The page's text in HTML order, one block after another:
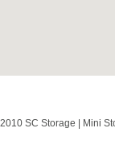
SC Storage | Mini